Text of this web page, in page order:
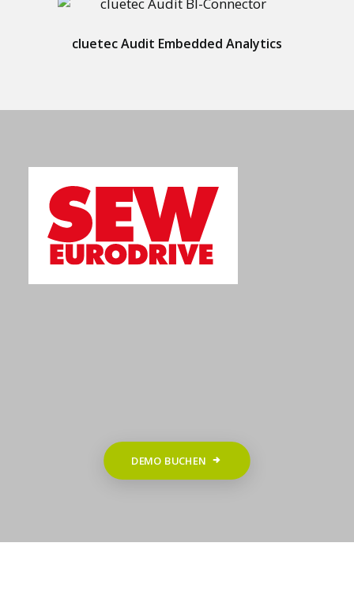
cluetec Audit Embedded Analytics
David Poliudovardas, SFU Leiter Fertigung im Werk
DEMO BUCHEN